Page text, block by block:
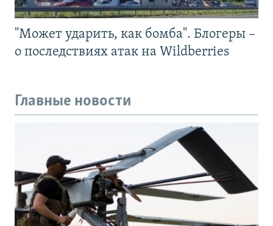
"Может ударить, как бомба". Блогеры –
о последствиях атак на Wildberries
Главные новости